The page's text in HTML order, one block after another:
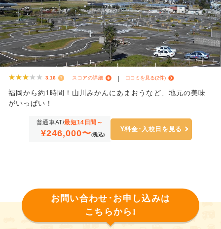
★★★★★
★★★★★ 3.16 スコアの詳細 口コミを見る(2件)
福岡から約1時間！山川みかんにあまおうなど、地元の美味
がいっぱい！
普通車AT/最短14日間～
¥246,000〜(税込)
料金･入校日を見る
お問い合わせ･お申し込みは
こちらから!